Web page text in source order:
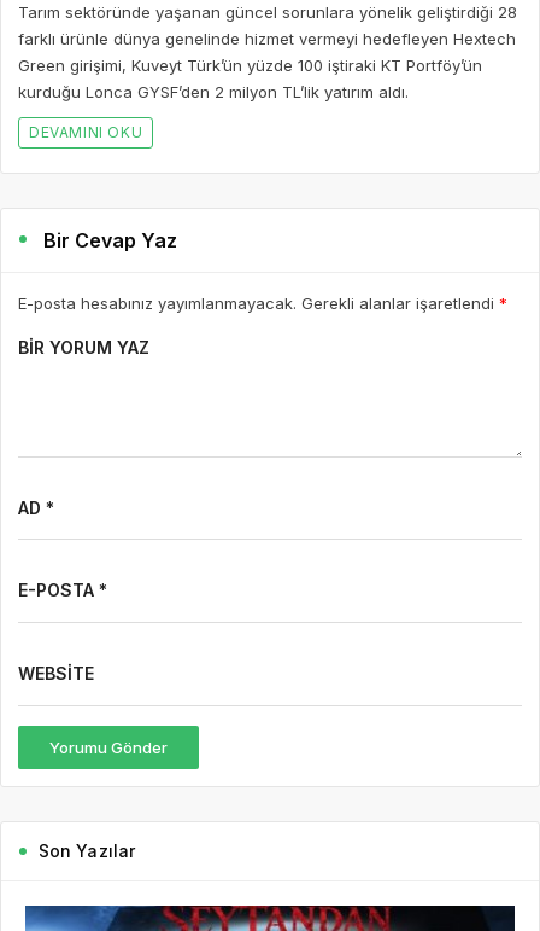
Tarım sektöründe yaşanan güncel sorunlara yönelik geliştirdiği 28
farklı ürünle dünya genelinde hizmet vermeyi hedefleyen Hextech
Green girişimi, Kuveyt Türk’ün yüzde 100 iştiraki KT Portföy’ün
kurduğu Lonca GYSF’den 2 milyon TL’lik yatırım aldı.
DEVAMINI OKU
Bir Cevap Yaz
E-posta hesabınız yayımlanmayacak. Gerekli alanlar işaretlendi *
BIR YORUM YAZ
AD *
E-POSTA *
WEBSITE
Yorumu Gönder
Son Yazılar